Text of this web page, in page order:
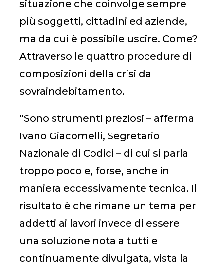
situazione che coinvolge sempre
più soggetti, cittadini ed aziende,
ma da cui è possibile uscire. Come?
Attraverso le quattro procedure di
composizioni della crisi da
sovraindebitamento.
“Sono strumenti preziosi – afferma
Ivano Giacomelli, Segretario
Nazionale di Codici – di cui si parla
troppo poco e, forse, anche in
maniera eccessivamente tecnica. Il
risultato è che rimane un tema per
addetti ai lavori invece di essere
una soluzione nota a tutti e
continuamente divulgata, vista la